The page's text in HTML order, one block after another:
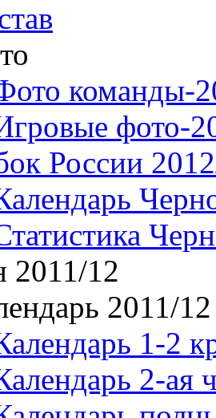
команды-
фото-
России
2011/12
2011/12
1-2
2-ая